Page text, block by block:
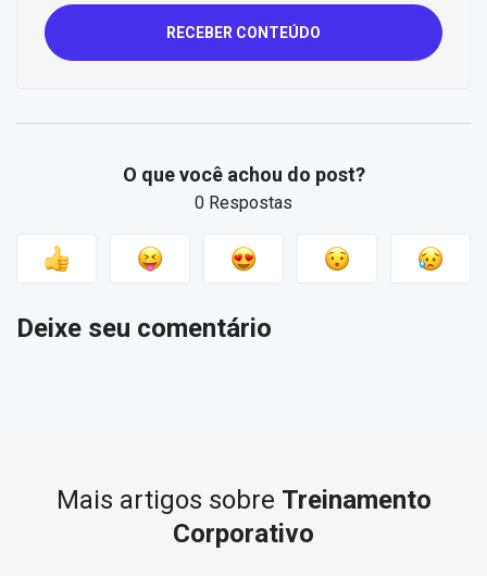
RECEBER CONTEÚDO
O que você achou do post?
0 Respostas
Deixe seu comentário
Mais artigos sobre Treinamento
Corporativo